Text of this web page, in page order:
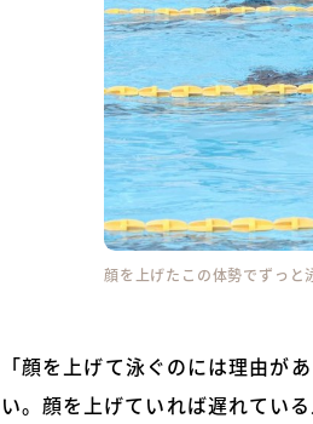
顔を上げたこの体勢でずっと
「顔を上げて泳ぐのには理由が
い。顔を上げていれば遅れてい